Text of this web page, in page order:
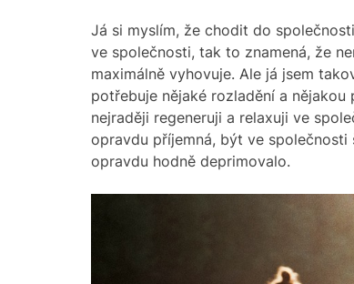
Já si myslím, že chodit do
ve společnosti, tak to znamená, že
maximálně vyhovuje. Ale já jsem
potřebuje nějaké rozladění a
nejraději regeneruji a relaxuji ve
opravdu příjemná, být ve
opravdu hodně deprimovalo.